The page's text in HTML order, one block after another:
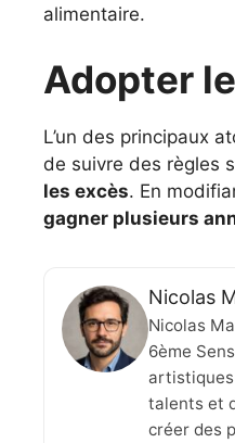
alimentaire.
Adopter
L’un des principaux
de suivre des règles
les excès. En
gagner plusieurs
Nicolas
Nicolas
6ème
artistiques
talents et
créer des